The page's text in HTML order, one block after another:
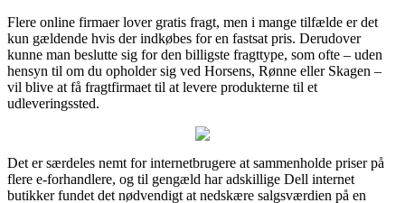
Flere online firmaer lover gratis fragt, men i mange tilfælde er det
kun gældende hvis der indkøbes for en fastsat pris. Derudover
kunne man beslutte sig for den billigste fragttype, som ofte – uden
hensyn til om du opholder sig ved Horsens, Rønne eller Skagen –
vil blive at få fragtfirmaet til at levere produkterne til et
udleveringssted.
Det er særdeles nemt for internetbrugere at sammenholde priser på
flere e-forhandlere, og til gengæld har adskillige Dell internet
butikker fundet det nødvendigt at nedskære salgsværdien på en